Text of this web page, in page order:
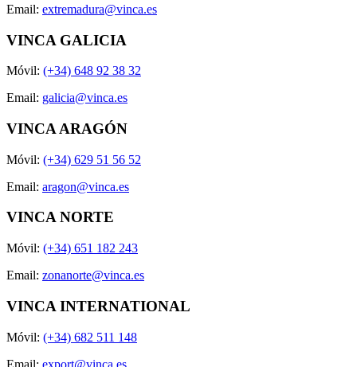
Email: extremadura@vinca.es
VINCA GALICIA
Móvil: (+34) 648 92 38 32
Email: galicia@vinca.es
VINCA ARAGÓN
Móvil: (+34) 629 51 56 52
Email: aragon@vinca.es
VINCA NORTE
Móvil: (+34) 651 182 243
Email: zonanorte@vinca.es
VINCA INTERNATIONAL
Móvil: (+34) 682 511 148
Email: export@vinca.es